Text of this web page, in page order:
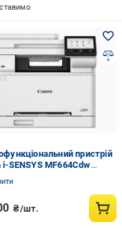
пристрій
i-SENSYS MF664Cdw
₴/шт.